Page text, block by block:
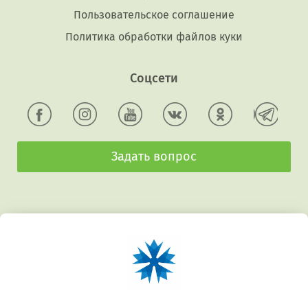
Пользовательское соглашение
Политика обработки файлов куки
Соцсети
Задать вопрос